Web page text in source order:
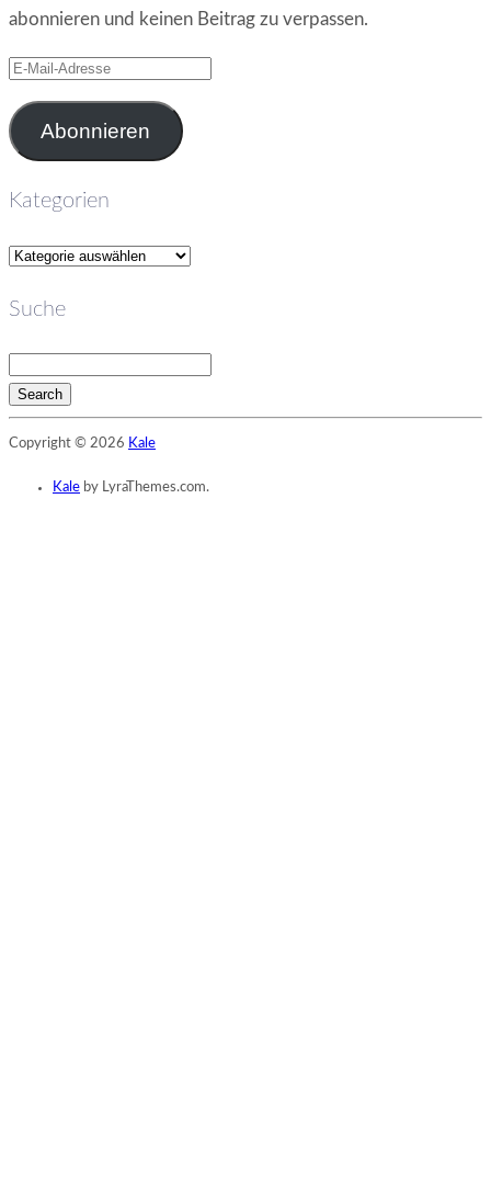
abonnieren und keinen Beitrag zu verpassen.
E-
AdresseAbonnieren
Kategorien
Kategorien
Suche
Search
Searching
is
Copyright © 2026 Kale
Kale by LyraThemes.com.